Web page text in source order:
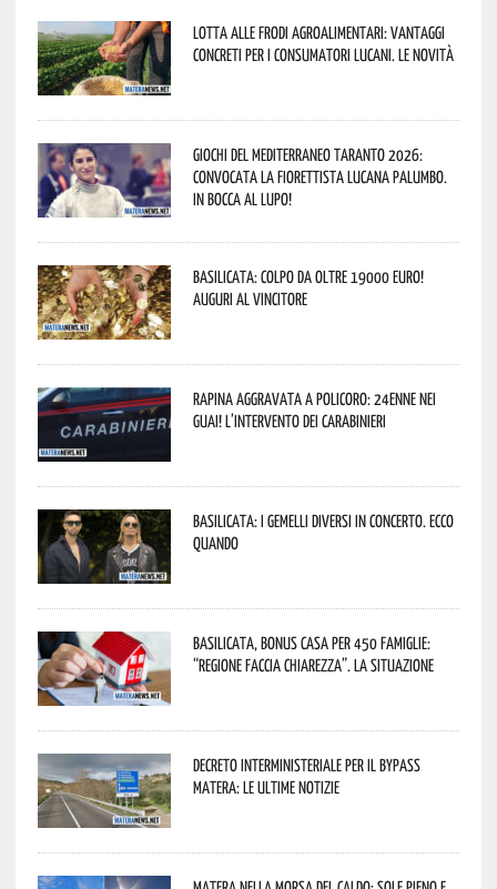
Lotta alle frodi agroalimentari: vantaggi
concreti per i consumatori lucani. Le novità
Giochi del Mediterraneo Taranto 2026:
convocata la fiorettista lucana Palumbo.
In bocca al lupo!
Basilicata: colpo da oltre 19000 Euro!
Auguri al vincitore
Rapina aggravata a Policoro: 24enne nei
guai! L’intervento dei Carabinieri
Basilicata: i Gemelli DiVersi in concerto. Ecco
quando
Basilicata, Bonus casa per 450 famiglie:
“Regione faccia chiarezza”. La situazione
Decreto interministeriale per il Bypass
Matera: le ultime notizie